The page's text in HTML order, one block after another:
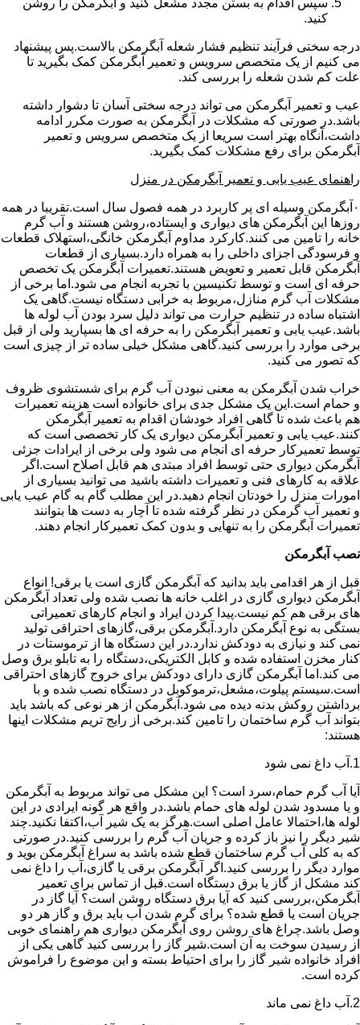
سپس اقدام به بستن مجدد مشعل کنید و آبگرمکن را روشن
کنید.
درجه سختی فرآیند تنظیم فشار شعله آبگرمکن بالاست.پس پیشنهاد
می کنیم از یک متخصص سرویس و تعمیر آبگرمکن کمک بگیرید تا
علت کم شدن شعله را بررسی کند.
عیب و تعمیر آبگرمکن می تواند درجه سختی آسان تا دشوار داشته
باشد.در صورتی که مشکلات در آبگرمکن به صورت مکرر ادامه
داشت،آنگاه بهتر است سریعا از یک متخصص سرویس و تعمیر
آبگرمکن برای رفع مشکلات کمک بگیرید.
راهنمای عیب یابی و تعمیر آبگرمکن در منزل
۰آبگرمکن وسیله ای پر کاربرد در همه فصول سال است.تقریبا در همه
روزها این آبگرمکن های دیواری و ایستاده،روشن هستند و آب گرم
خانه را تامین می کنند.کارکرد مداوم آبگرمکن خانگی،استهلاک قطعات
و فرسودگی اجزای داخلی را به همراه دارد.بسیاری از قطعات
آبگرمکن قابل تعمیر و تعویض هستند.تعمیرات آبگرمکن یک تخصص
حرفه ای است و توسط تکنیسین با تجربه انجام می شود.اما برخی از
مشکلات آب گرم منازل،مربوط به خرابی دستگاه نیست.گاهی یک
اشتباه ساده در تنظیم حرارت می تواند دلیل سرد بودن آب لوله ها
باشد.عیب یابی و تعمیر آبگرمکن را به حرفه ای ها بسپارید ولی از قبل
برخی موارد را بررسی کنید.گاهی مشکل خیلی ساده تر از چیزی است
که تصور می کنید.
خراب شدن آبگرمکن به معنی نبودن آب گرم برای شستشوی ظروف
و حمام است.این یک مشکل جدی برای خانواده است هزینه تعمیرات
هم باعث شده تا گاهی افراد خودشان اقدام به تعمیر آبگرمکن
کنند.عیب یابی و تعمیر آبگرمکن دیواری یک کار تخصصی است که
توسط تعمیرکار حرفه ای انجام می شود ولی برخی از ایرادات جزئی
آبگرمکن دیواری حتی توسط افراد مبتدی هم قابل اصلاح است.اگر
علاقه به کارهای فنی و تعمیرات داشته باشید می توانید بسیاری از
امورات منزل را خودتان انجام دهید.در این مطلب گام به گام عیب یابی
و تعمیر آب گرمکن در نظر گرفته شده تا آچار به دست ها بتوانند
تعمیرات آبگرمکن را به تنهایی و بدون کمک تعمیرکار انجام دهند.
نصب آبگرمکن
قبل از هر اقدامی باید بدانید که آبگرمکن گازی است یا برقی! انواع
آبگرمکن دیواری گازی در اغلب خانه ها نصب شده ولی تعداد آبگرمکن
های برقی هم کم نیست.پیدا کردن ایراد و انجام کارهای تعمیراتی
بستگی به نوع آبگرمکن دارد.آبگرمکن برقی،گازهای احتراقی تولید
نمی کند و نیازی به دودکش ندارد.در این دستگاه ها از ترموستات در
کنار مخزن استفاده شده و کابل الکتریکی،دستگاه را به تابلو برق وصل
می کند.اما آبگرمکن گازی دارای دودکش برای خروج گازهای احتراقی
است.سیستم پیلوت،مشعل،ترموکوبل در دستگاه نصب شده و با
برداشتن روکش بدنه دیده می شود.آبگرمکن از هر نوعی که باشد باید
بتواند آب گرم ساختمان را تامین کند.برخی از رایج تریم مشکلات اینها
هستند:
1.آب داغ نمی شود
آیا آب گرم حمام،سرد است؟ این مشکل می تواند مربوط به آبگرمکن
و یا مسدود شدن لوله های حمام باشد.در واقع هر گونه ایرادی در این
لوله ها،احتمالا عامل اصلی است.هرگز به یک شیر آب،اکتفا نکنید.چند
شیر دیگر را نیز باز کرده و جریان آب گرم را بررسی کنید.در صورتی
که به کلی آب گرم ساختمان قطع شده باشد به سراغ آبگرمکن بوید و
موارد دیگر را بررسی کنید.اگر آبگرمکن برقی یا گازی،آب را داغ نمی
کند مشکل از گاز یا برق دستگاه است.قبل از تماس برای تعمیر
آبگرمکن،بررسی کنید که آیا برق دستگاه روشن است؟ آیا گاز در
جریان است یا قطع شده؟ برای گرم شدن آب باید برق و گاز هر دو
وصل باشد.چراغ های روشن روی آبگرمکن دیواری هم راهنمای خوبی
از رسیدن سوخت به آن است.شیر گاز را بررسی کنید گاهی یکی از
افراد خانواده شیر گاز را برای احتیاط بسته و این موضوع را فراموش
کرده است.
2.آب داغ نمی ماند